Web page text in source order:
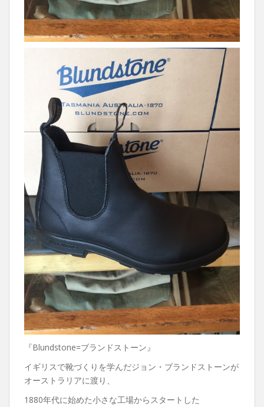
『Blundstone=ブランドストーン』
イギリスで靴づくりを学んだジョン・ブランドストーンが
オーストラリアに渡り、
1880年代に始めた小さな工場からスタートした